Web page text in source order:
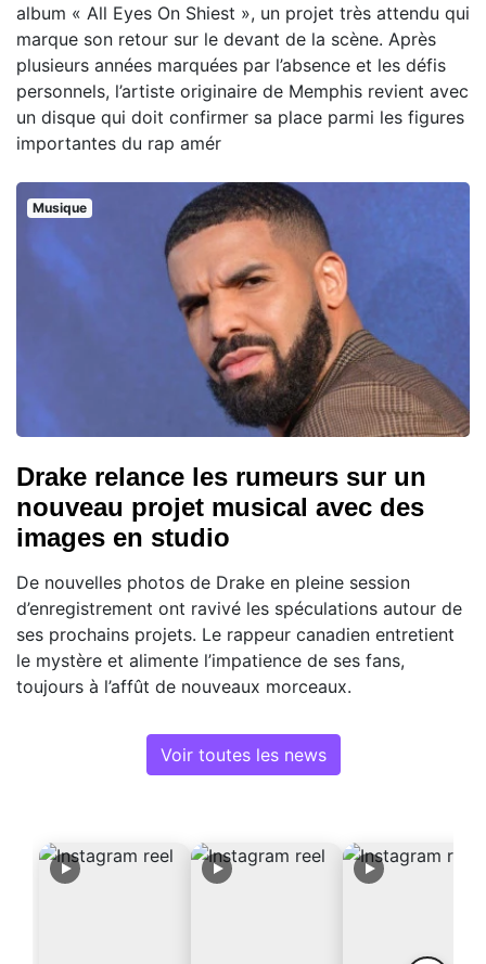
album « All Eyes On Shiest », un projet très attendu qui
marque son retour sur le devant de la scène. Après
plusieurs années marquées par l’absence et les défis
personnels, l’artiste originaire de Memphis revient avec
un disque qui doit confirmer sa place parmi les figures
importantes du rap amér
Musique
Drake relance les rumeurs sur un
nouveau projet musical avec des
images en studio
De nouvelles photos de Drake en pleine session
d’enregistrement ont ravivé les spéculations autour de
ses prochains projets. Le rappeur canadien entretient
le mystère et alimente l’impatience de ses fans,
toujours à l’affût de nouveaux morceaux.
Voir toutes les news